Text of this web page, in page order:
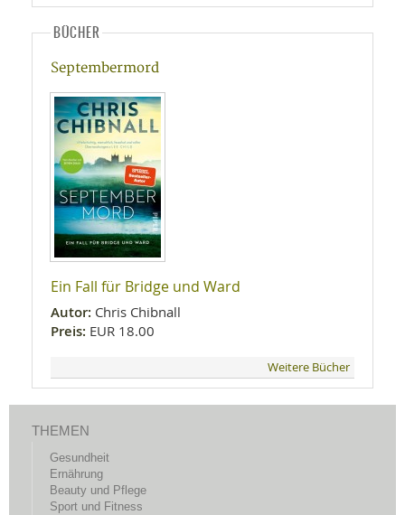
BÜCHER
Septembermord
Ein Fall für Bridge und Ward
Autor: Chris Chibnall
Preis: EUR 18.00
Weitere Bücher
THEMEN
Gesundheit
Ernährung
Beauty und Pflege
Sport und Fitness